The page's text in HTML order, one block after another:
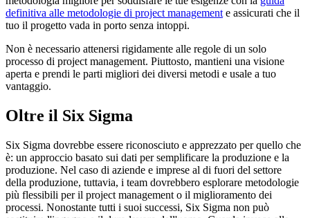
definitiva alle metodologie di project management e assicurati che il
tuo il progetto vada in porto senza intoppi.
Non è necessario attenersi rigidamente alle regole di un solo
processo di project management. Piuttosto, mantieni una visione
aperta e prendi le parti migliori dei diversi metodi e usale a tuo
vantaggio.
Oltre il Six Sigma
Six Sigma dovrebbe essere riconosciuto e apprezzato per quello che
è: un approccio basato sui dati per semplificare la produzione e la
produzione. Nel caso di aziende e imprese al di fuori del settore
della produzione, tuttavia, i team dovrebbero esplorare metodologie
più flessibili per il project management o il miglioramento dei
processi. Nonostante tutti i suoi successi, Six Sigma non può